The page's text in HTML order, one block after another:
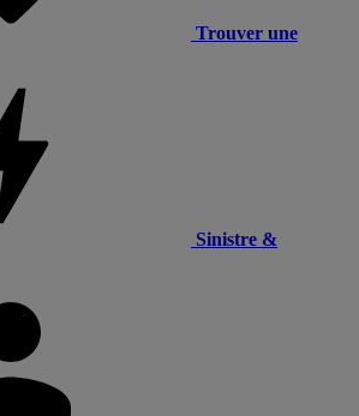
Trouver une
Sinistre &